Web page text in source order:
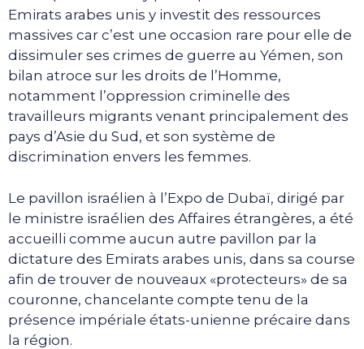
Emirats arabes unis y investit des ressources
massives car c’est une occasion rare pour elle de
dissimuler ses crimes de guerre au Yémen, son
bilan atroce sur les droits de l’Homme,
notamment l’oppression criminelle des
travailleurs migrants venant principalement des
pays d’Asie du Sud, et son système de
discrimination envers les femmes.
Le pavillon israélien à l’Expo de Dubaï, dirigé par
le ministre israélien des Affaires étrangères, a été
accueilli comme aucun autre pavillon par la
dictature des Emirats arabes unis, dans sa course
afin de trouver de nouveaux «protecteurs» de sa
couronne, chancelante compte tenu de la
présence impériale états-unienne précaire dans
la région.